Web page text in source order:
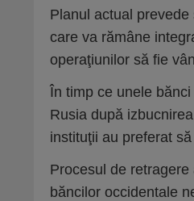
Planul actual
care va rămâne
operaţiunilor să fie
În timp ce unele
Rusia după
instituţii au preferat
Procesul de
băncilor occidentale